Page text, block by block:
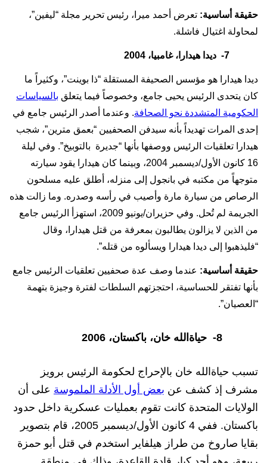
حقيقة أساسية: تعرض أحمد ميرا، رئيس تحرير مجلة “ليفين”،
لمحاولة اغتيال فاشلة.
7- ديدا هيدارا، غامبيا، 2004
ديدا هيدارا هو مؤسس الصحيفة المستقلة “ذا بوينت”، وكثيراً ما
كان يتحدى الرئيس يحيى جامع، وخصوصاً فيما يتعلق بالسياسات
الحكومية المتشددة نحو الصحافة. وعندما أصدر الرئيس جامع في
إحدى المرات تهديداً بأنه سيدفن الصحفيين “بعمق مترين”، شجب
هيدارا تعلقيات الرئيس ووصفها بأنها “جديرة بالتوبيخ”. وفي ليلة
16 كانون الأول/ديسمبر 2004، وبينما كان هيدارا يقود سيارته
متوجهاً من مكتبه في بانجول إلى منزله، أطلق عليه مسلحون
الرصاص من سيارة مارة وأصيب في رأسه وصدره. وما زالت هذه
الجريمة لم تُحل. وفي حزيران/يونيو 2009، استهزأ الرئيس جامع
من الذين لا يزالون يطالبون بمعرفة من قتل هيدارا، وقال
“فليذهبوا إلى ديدا هيدارا ويسألوه من قتله”.
حقيقة أساسية: عندما وصف عدة صحفيين تعلقيات الرئيس جامع
بأنها تفتقر للحساسية، احتجزتهم السلطات لفترة وجيزة بتهمة
“العصيان”.
8- حياةالله خان، باكستان، 2006
تسبب حياةالله خان بالإحراج لحكومة الرئيس برويز
مشرف إذ كشف عن بعض أول الأدلة الملموسة على أن
الولايات المتحدة كانت تقوم بعمليات عسكرية داخل حدود
باكستان. ففي 4 كانون الأول/ديسمبر 2005، قام بتصوير
بقايا صاروخ من طراز هيلفاير استخدم في قتل أبو حمزة